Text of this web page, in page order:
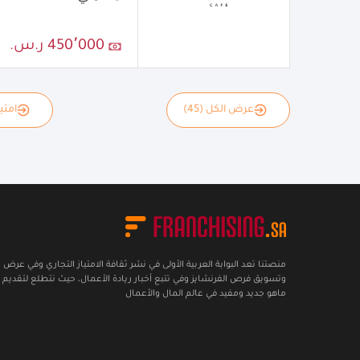
450٬000 ر.س.
عرض الكل (45)
منصتنا تعد البوابة العربية الأولى في نشر ثقافة الامتياز التجاري وفي عرض
وتسويق فرص الفرنشايز وفي تتبع أخبار ريادة الأعمال، حيث نتطلع
ماهو جديد ومفيد في عالم المال والأعمال